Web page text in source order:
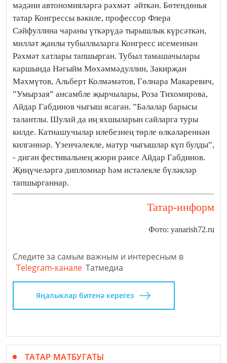
мәдәни автономияләргә рәхмәт әйткән. Бөтендөнья
татар Конгрессы вәкиле, профессор Флера
Сәйфуллина чараны үткәрүдә тырышлык күрсәткән,
милләт җанлы тубыллыларга Конгресс исеменнән
Рәхмәт хатлары тапшырган. Тубыл тамашачылары
каршында Нәгыйм Мөхәммәдуллин, Закирҗан
Мәхмүтов, Альберт Колмәмәтов, Гөлнара Макаревич,
”Умырзая” ансамбле җырчылары, Роза Тихомирова,
Айдар Габдинов чыгыш ясаган. ”Балалар барысы
талантлы. Шулай да иң яхшыларын сайларга туры
килде. Катнашучылар илебезнең төрле өлкәләреннән
килгәннәр. Үзенчәлекле, матур чыгышлар күп булды”,
- дигән фестивальнең жюри рәисе Айдар Габдинов.
Җиңүчеләргә дипломнар һәм истәлекле бүләкләр
тапшырганнар.
Татар-информ
Фото: yanarish72.ru
Следите за самым важным и интересным в
Telegram-канале Татмедиа
Яңалыклар битенә керегез
ТАТАР МАТБУГАТЫ